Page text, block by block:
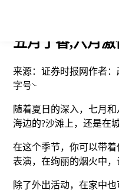
五月丁香,六月
来源： 证券时报网作者：
字号
随着夏日的深入，七月
海边的?沙滩上，还是在
在这个季节，你可以带
表演，在绚丽的烟火中
除了外出活动，在家中